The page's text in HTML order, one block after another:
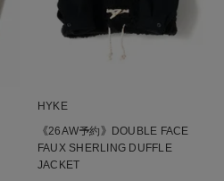
HYKE
《26AW予約》DOUBLE FACE
FAUX SHERLING DUFFLE
JACKET